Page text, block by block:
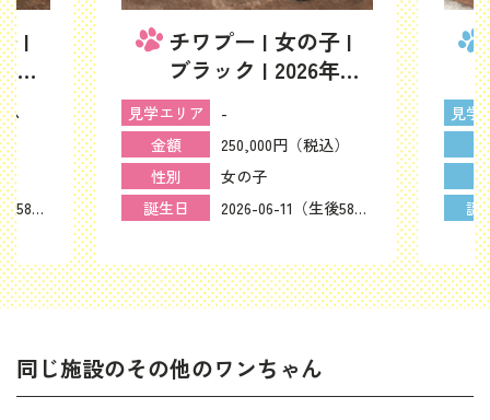
|
6
ム
2026-06-11（生後58日）
チワプー | 女の子 |
ブラック | 2026年6
月11日（ID:dog-
200017335）
見学エリア
-
金額
250,000円（税込）
性別
女の子
誕生日
2026-06-11（生後58日）
見学
誕
同じ施設のその他のワンちゃん